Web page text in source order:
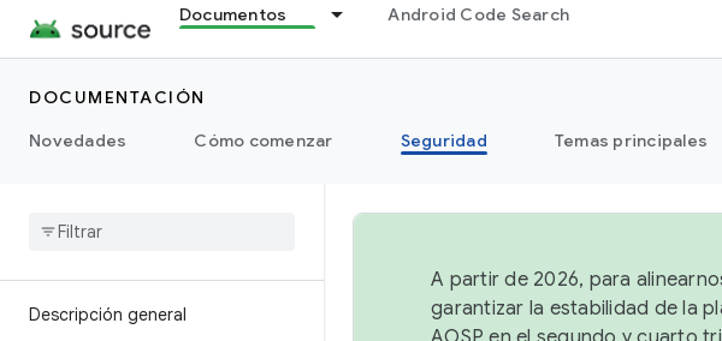
Documentos Android Code Search
DOCUMENTACIÓN
Novedades
Cómo comenzar Seguridad Temas principales
Descripción general
A partir de 2026, para
garantizar la estabilidad de la